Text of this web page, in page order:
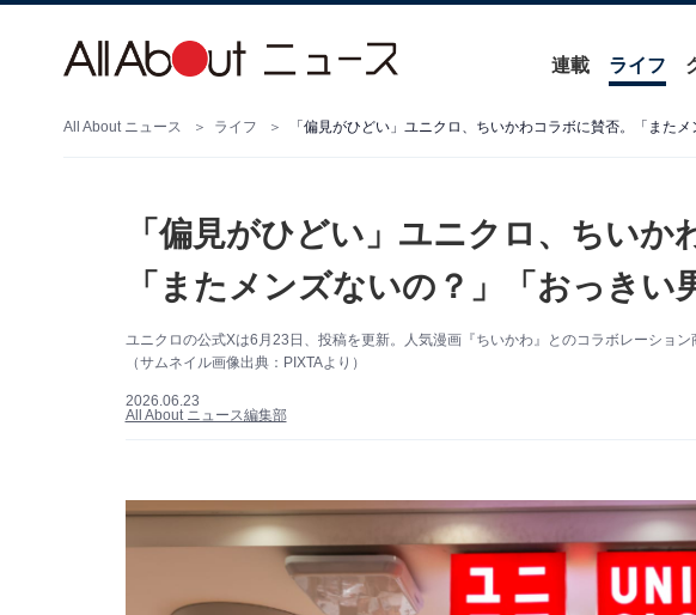
連載 ライフ
All About ニュース ライフ 「偏見がひどい」ユニクロ、ちいかわコラボに賛否。「また
「偏見がひどい」ユニクロ、ちいか
「またメンズないの？」「おっきい
ユニクロの公式Xは6月23日、投稿を更新。人気漫画『ちいかわ』とのコラボレーション
（サムネイル画像出典：PIXTAより）
2026.06.23
All About ニュース編集部